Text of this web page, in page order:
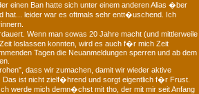
einen Ban hatte sich unter einem anderen Alias �ber
leider war es oftmals sehr entt�uschend. Ich
Wenn man sowas 20 Jahre macht (und mittlerweile
loslassen konnten, wird es auch f�r mich Zeit
Tagen die Neuanmeldungen sperren und ab dem
dass wir zumachen, damit wir wieder aktive
ist nicht zielf�hrend und sorgt eigentlich f�r Frust.
werde mich demn�chst mit tho, der mit mir seit Anfang